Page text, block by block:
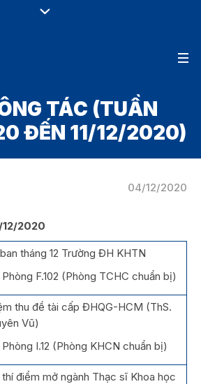
TÁC (TUẦN
ĐẾN 11/12/2020)
04/12/2020
12/2020
tháng 12 Trường ĐH KHTN
F.102 (Phòng TCHC chuẩn bị)
thu đề tài cấp ĐHQG-HCM (ThS.
Vũ)
I.12 (Phòng KHCN chuẩn bị)
thí điểm mở ngành Thạc sĩ Khoa học